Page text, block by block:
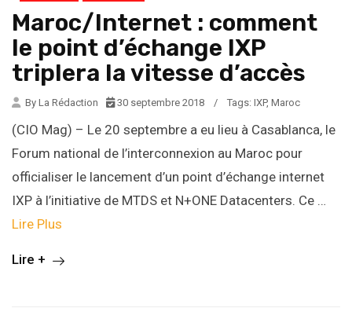
Maroc/Internet : comment
le point d’échange IXP
triplera la vitesse d’accès
By La Rédaction 30 septembre 2018 / Tags: IXP, Maroc
(CIO Mag) – Le 20 septembre a eu lieu à Casablanca, le
Forum national de l’interconnexion au Maroc pour
officialiser le lancement d’un point d’échange internet
IXP à l’initiative de MTDS et N+ONE Datacenters. Ce …
Lire Plus
Lire +